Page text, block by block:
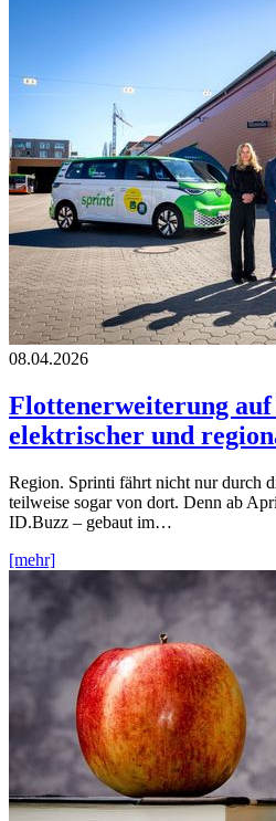
08.04.2026
Flottenerweiterung
elektrischer und
Region. Sprinti fährt nicht nur durch
teilweise sogar von dort. Denn ab
ID.Buzz – gebaut im…
[mehr]